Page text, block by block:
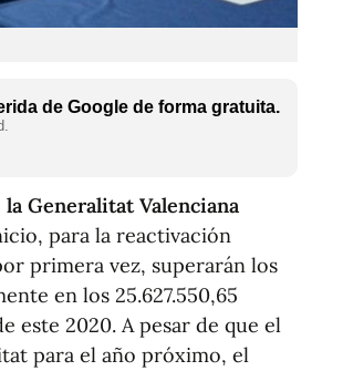
de Google de forma gratuita.
Generalitat Valenciana
para la reactivación
primera vez, superarán los
en los 25.627.550,65
este 2020. A pesar de que el
para el año próximo, el